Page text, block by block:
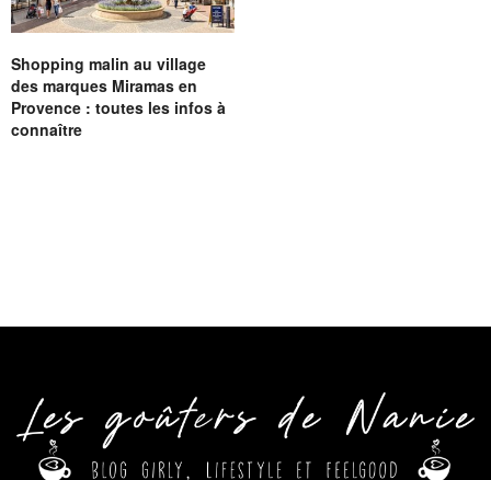
Shopping malin au village
des marques Miramas en
Provence : toutes les infos à
connaître